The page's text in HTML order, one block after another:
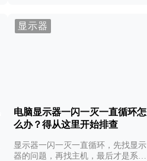
显示器
电脑显示器一闪一灭一直循环怎
么办？得从这里开始排查
显示器一闪一灭一直循环，先找显示
器的问题，再找主机，最后才是系